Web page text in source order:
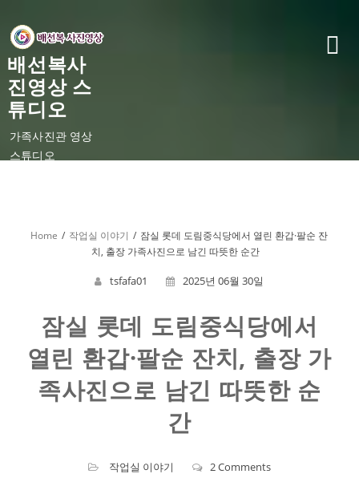
content
배선복사
진영상 스
튜디오
가족사진관 영상
스튜디오
Home 작업실 이야기
잠실 롯데 도림중식당에서 열린 환갑·팔순 잔
치, 출장 가족사진으로 남긴 따뜻한 순간
tsfafa01 2025년 06월 30일
잠실 롯데 도림중식당에서
열린 환갑·팔순 잔치, 출장 가
족사진으로 남긴 따뜻한 순
간
작업실 이야기 2 Comments